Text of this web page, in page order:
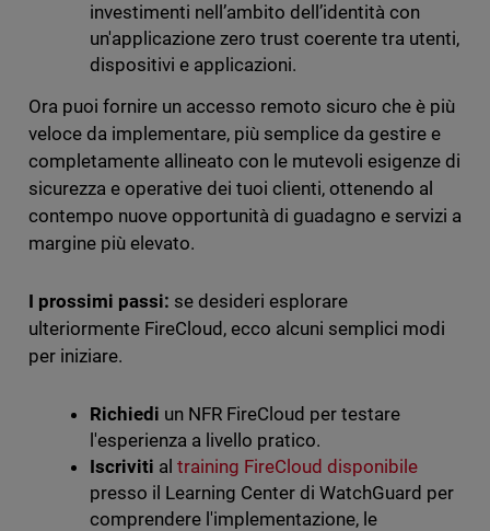
investimenti nell’ambito dell’identità con
un'applicazione zero trust coerente tra utenti,
dispositivi e applicazioni.
Ora puoi fornire un accesso remoto sicuro che è più
veloce da implementare, più semplice da gestire e
completamente allineato con le mutevoli esigenze di
sicurezza e operative dei tuoi clienti, ottenendo al
contempo nuove opportunità di guadagno e servizi a
margine più elevato.
I prossimi passi: se desideri esplorare
ulteriormente FireCloud, ecco alcuni semplici modi
per iniziare.
Richiedi un NFR FireCloud per testare
l'esperienza a livello pratico.
Iscriviti al training FireCloud disponibile
presso il Learning Center di WatchGuard per
comprendere l'implementazione, le